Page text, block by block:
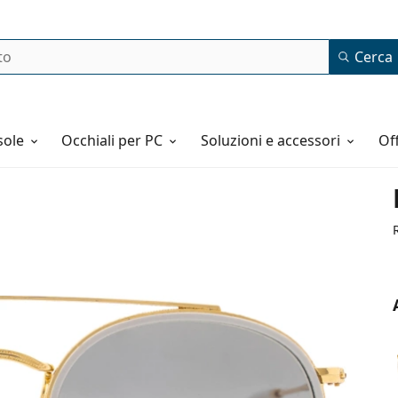
Cerca
Occhiali per PC Soluzioni e accessori